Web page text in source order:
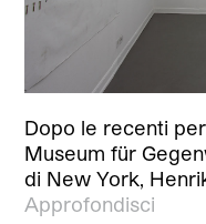
Dopo le recenti
Museum für
di New York,
Approfondisci